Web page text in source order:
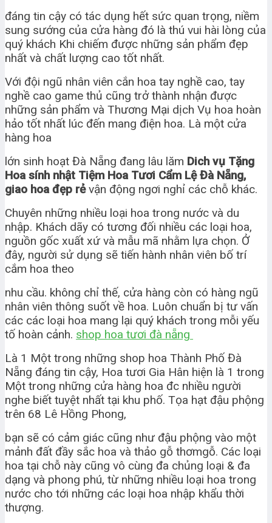
đáng tin cậy có tác dụng hết sức quan trọng, niềm
sung sướng của cửa hàng đó là thú vui hài lòng của
quý khách Khi chiếm được những sản phẩm đẹp
nhất và chất lượng cao tốt nhất.
Với đội ngũ nhân viên cắn hoa tay nghề cao, tay
nghề cao game thủ cũng trở thành nhận được
những sản phẩm và Thương Mại dịch Vụ hoa hoàn
hảo tốt nhất lúc đến mang điện hoa. Là một cửa
hàng hoa
lớn sinh hoạt Đà Nẵng đang lâu lăm Dich vụ Tặng
Hoa sính nhật Tiệm Hoa Tươi Cẩm Lệ Đà Nẵng,
giao hoa đẹp rẻvận động ngơi nghỉ các chỗ khác.
Chuyên những nhiều loại hoa trong nước và du
nhập. Khách dãy có tương đối nhiều các loại hoa,
nguồn gốc xuất xứ và mẫu mã nhằm lựa chọn. Ở
đây, người sử dụng sẽ tiến hành nhân viên bố trí
cắm hoa theo
nhu cầu. không chỉ thế, cửa hàng còn có hàng ngũ
nhân viên thông suốt về hoa. Luôn chuẩn bị tư vấn
các các loại hoa mang lại quý khách trong mỗi yếu
tố hoàn cảnh. shop hoa tươi đà nẵng
Là 1 Một trong những shop hoa Thành Phố Đà
Nẵng đáng tin cậy, Hoa tươi Gia Hân hiện là 1 trong
Một trong những cửa hàng hoa đc nhiều người
nghe biết tuyệt nhất tại khu phố. Tọa hạt đậu phộng
trên 68 Lê Hồng Phong,
bạn sẽ có cảm giác cũng như đậu phộng vào một
mảnh đất đầy sắc hoa và thảo gỗ thơmgỗ. Các loại
hoa tại chỗ này cũng vô cùng đa chủng loại & đa
dạng và phong phú, từ những nhiều loại hoa trong
nước cho tới những các loại hoa nhập khẩu thời
thượng.